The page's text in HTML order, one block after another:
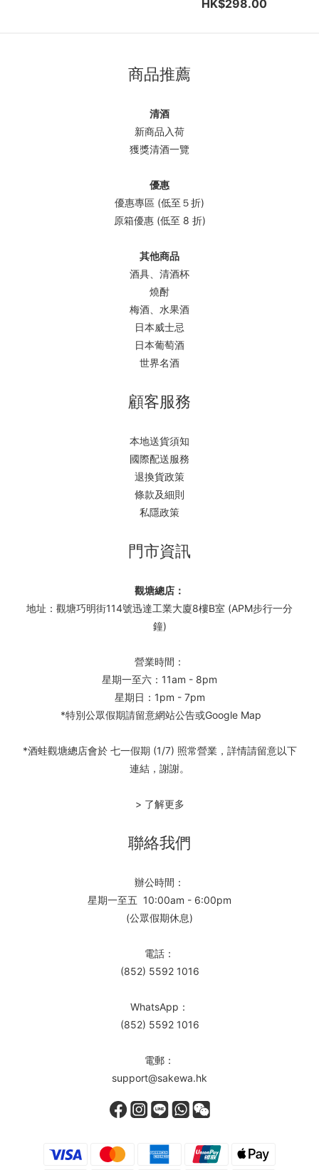
HK$298.00
商品推薦
清酒
新商品入荷
獲獎清酒一覽
優惠
優惠專區 (低至５折)
原箱優惠 (低至 8 折)
其他商品
酒具、清酒杯
燒酎
梅酒、水果酒
日本威士忌
日本葡萄酒
世界名酒
顧客服務
本地送貨須知
國際配送服務
退換貨政策
條款及細則
私隱政策
門市資訊
觀塘總店：
地址：觀塘巧明街114號迅達工業大廈8樓B室 (APM步行一分
鐘)
營業時間：
星期一至六：11am - 8pm
星期日：1pm - 7pm
*特別公眾假期請留意網站公告或Google Map
*酒蛙觀塘總店會於 七一假期 (1/7) 照常營業，詳情請留意以下
連結，謝謝。
> 了解更多
聯絡我們
辦公時間：
星期一至五 10:00am - 6:00pm
(公眾假期休息)
電話：
(852) 5592 1016
WhatsApp：
(852) 5592 1016
電郵：
support@sakewa.hk